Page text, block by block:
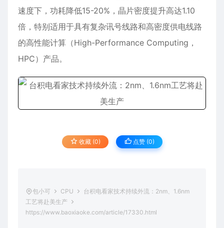
速度下，功耗降低15-20%，晶片密度提升高达1.10
倍，特别适用于具有复杂讯号线路和高密度供电线路
的高性能计算（High-Performance Computing，
HPC）产品。
收藏 (0) 点赞 (0)
包小可 CPU
台积电看家技术持续外流：2nm、1.6nm
工艺将赴美生产
https://www.baoxiaoke.com/article/17330.html